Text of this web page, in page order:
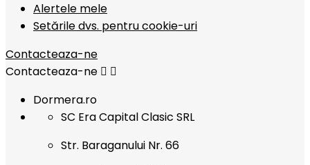
Alertele mele
Setările dvs. pentru cookie-uri
Contacteaza-ne
Contacteaza-ne  
Dormera.ro
SC Era Capital Clasic SRL
Str. Baraganului Nr. 66